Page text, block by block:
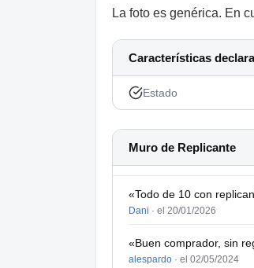
La foto es genérica. En
Características
Estado
Muro de Replicante
«Todo de 10 con
Dani · el 20/01/2026
«Buen comprador, sin
alespardo · el 02/05/2024